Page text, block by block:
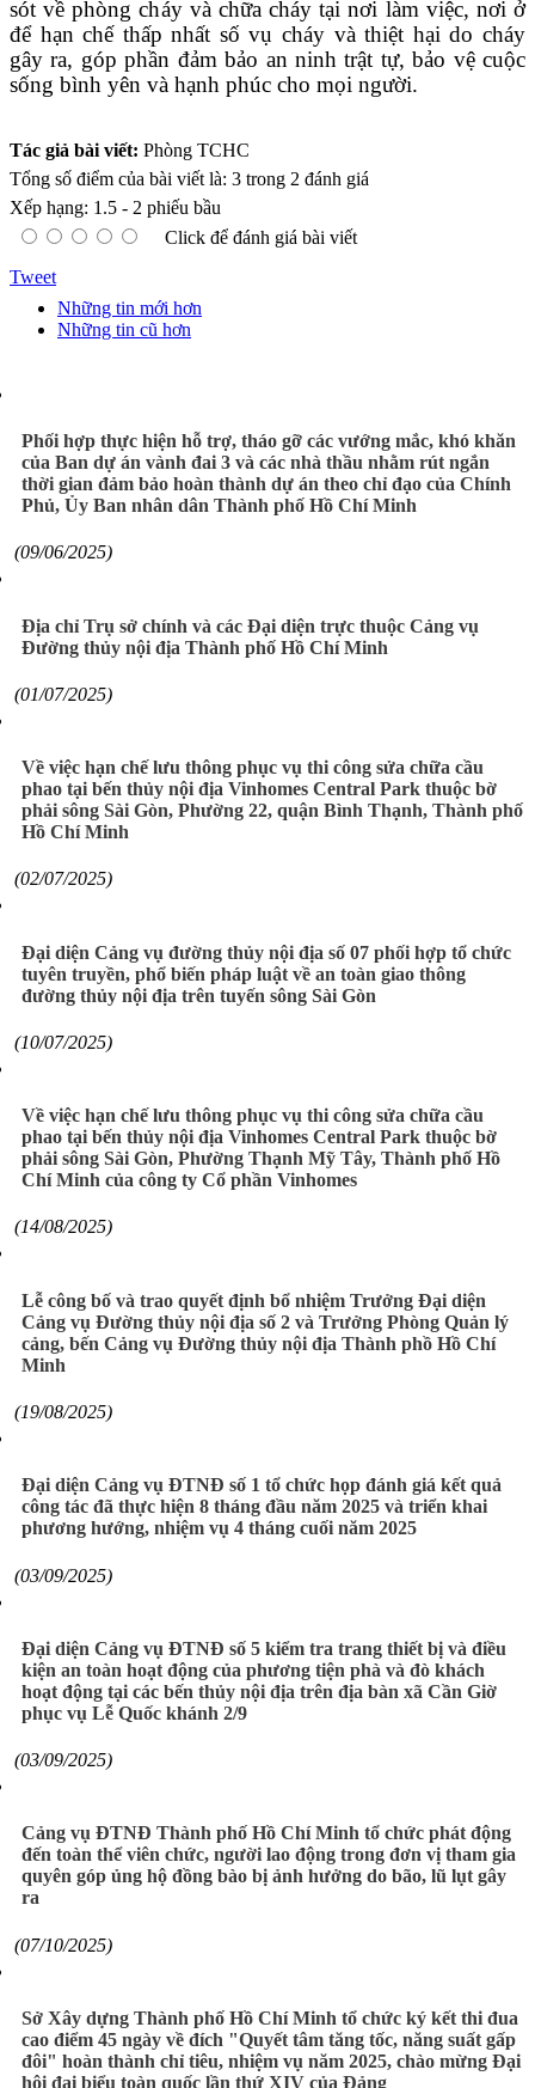
sót về phòng cháy và chữa cháy tại nơi làm việc, nơi ở
để hạn chế thấp nhất số vụ cháy và thiệt hại do cháy
gây ra, góp phần đảm bảo an ninh trật tự, bảo vệ cuộc
sống bình yên và hạnh phúc cho mọi người.
Tác giả bài viết: Phòng TCHC
Tổng số điểm của bài viết là: 3 trong 2 đánh giá
Xếp hạng: 1.5 - 2 phiếu bầu
Click để đánh giá bài viết
Tweet
Những tin mới hơn
Những tin cũ hơn
Phối hợp thực hiện hỗ trợ, tháo gỡ các vướng mắc, khó khăn
của Ban dự án vành đai 3 và các nhà thầu nhằm rút ngắn
thời gian đảm bảo hoàn thành dự án theo chỉ đạo của Chính
Phủ, Ủy Ban nhân dân Thành phố Hồ Chí Minh
(09/06/2025)
Địa chỉ Trụ sở chính và các Đại diện trực thuộc Cảng vụ
Đường thủy nội địa Thành phố Hồ Chí Minh
(01/07/2025)
Về việc hạn chế lưu thông phục vụ thi công sửa chữa cầu
phao tại bến thủy nội địa Vinhomes Central Park thuộc bờ
phải sông Sài Gòn, Phường 22, quận Bình Thạnh, Thành phố
Hồ Chí Minh
(02/07/2025)
Đại diện Cảng vụ đường thủy nội địa số 07 phối hợp tổ chức
tuyên truyền, phổ biến pháp luật về an toàn giao thông
đường thủy nội địa trên tuyến sông Sài Gòn
(10/07/2025)
Về việc hạn chế lưu thông phục vụ thi công sửa chữa cầu
phao tại bến thủy nội địa Vinhomes Central Park thuộc bờ
phải sông Sài Gòn, Phường Thạnh Mỹ Tây, Thành phố Hồ
Chí Minh của công ty Cổ phần Vinhomes
(14/08/2025)
Lễ công bố và trao quyết định bổ nhiệm Trưởng Đại diện
Cảng vụ Đường thủy nội địa số 2 và Trưởng Phòng Quản lý
cảng, bến Cảng vụ Đường thủy nội địa Thành phồ Hồ Chí
Minh
(19/08/2025)
Đại diện Cảng vụ ĐTNĐ số 1 tổ chức họp đánh giá kết quả
công tác đã thực hiện 8 tháng đầu năm 2025 và triển khai
phương hướng, nhiệm vụ 4 tháng cuối năm 2025
(03/09/2025)
Đại diện Cảng vụ ĐTNĐ số 5 kiểm tra trang thiết bị và điều
kiện an toàn hoạt động của phương tiện phà và đò khách
hoạt động tại các bến thủy nội địa trên địa bàn xã Cần Giờ
phục vụ Lễ Quốc khánh 2/9
(03/09/2025)
Cảng vụ ĐTNĐ Thành phố Hồ Chí Minh tổ chức phát động
đến toàn thể viên chức, người lao động trong đơn vị tham gia
quyên góp ủng hộ đồng bào bị ảnh hưởng do bão, lũ lụt gây
ra
(07/10/2025)
Sở Xây dựng Thành phố Hồ Chí Minh tổ chức ký kết thi đua
cao điểm 45 ngày về đích "Quyết tâm tăng tốc, năng suất gấp
đôi" hoàn thành chỉ tiêu, nhiệm vụ năm 2025, chào mừng Đại
hội đại biểu toàn quốc lần thứ XIV của Đảng